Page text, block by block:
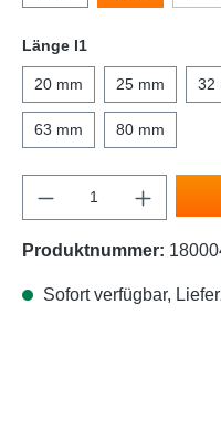
Länge l1
20 mm 25 mm 32
63 mm 80 mm
Produktnummer:
Sofort verfügbar,